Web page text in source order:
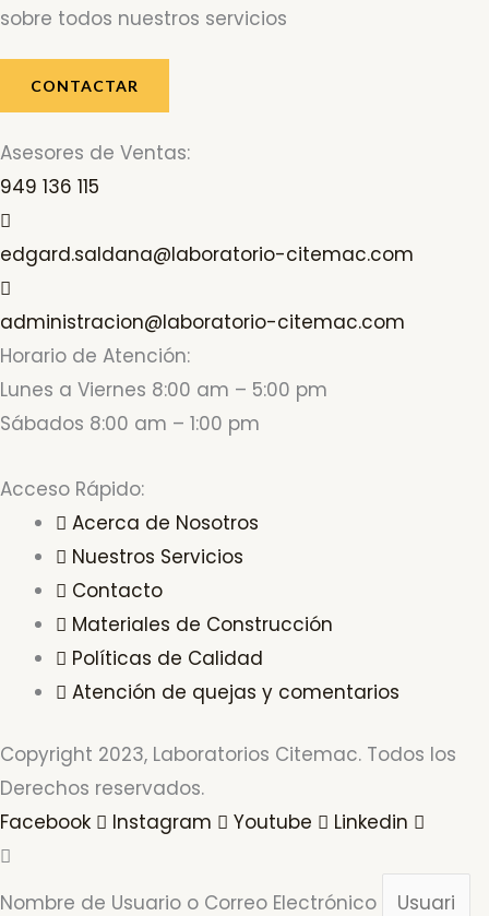
sobre todos nuestros servicios
CONTACTAR
Asesores de Ventas:
949 136 115
edgard.saldana@laboratorio-citemac.com
administracion@laboratorio-citemac.com
Horario de Atención:
Lunes a Viernes 8:00 am – 5:00 pm
Sábados 8:00 am – 1:00 pm
Acceso Rápido:
Acerca de Nosotros
Nuestros Servicios
Contacto
Materiales de Construcción
Políticas de Calidad
Atención de quejas y comentarios
Copyright 2023, Laboratorios Citemac. Todos los
Derechos reservados.
Facebook
Instagram Youtube Linkedin
Nombre de Usuario o Correo Electrónico